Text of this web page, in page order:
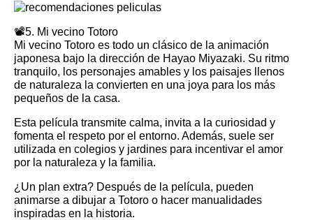
📽️5. Mi vecino Totoro
Mi vecino Totoro es todo un clásico de la animación
japonesa bajo la dirección de Hayao Miyazaki. Su ritmo
tranquilo, los personajes amables y los paisajes llenos
de naturaleza la convierten en una joya para los más
pequeños de la casa.
Esta película transmite calma, invita a la curiosidad y
fomenta el respeto por el entorno. Además, suele ser
utilizada en colegios y jardines para incentivar el amor
por la naturaleza y la familia.
¿Un plan extra? Después de la película, pueden
animarse a dibujar a Totoro o hacer manualidades
inspiradas en la historia.